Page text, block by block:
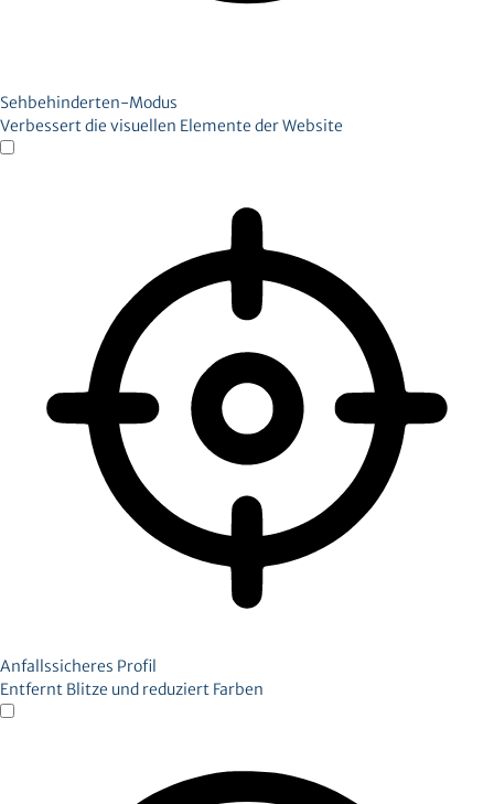
Sehbehinderten-Modus
Verbessert die visuellen Elemente der Website
Anfallssicheres Profil
Entfernt Blitze und reduziert Farben